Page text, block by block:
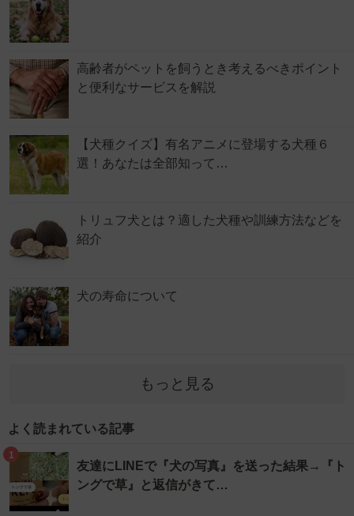
高齢者がペットを飼うとき考えるべきポイント
と便利なサービスを解説
【犬種クイズ】有名アニメに登場する犬種６
選！あなたは全部知って…
トリュフ犬とは？適した犬種や訓練方法などを
紹介
犬の寿命について
もっと見る
よく読まれている記事
1
友達にLINEで『犬の写真』を送った結果→『ト
ングで草』と返信がきて…